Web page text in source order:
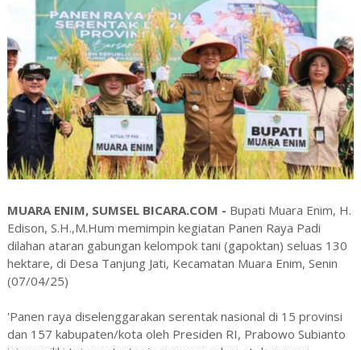
MUARA ENIM, SUMSEL BICARA.COM - Bupati Muara Enim, H.
Edison, S.H.,M.Hum memimpin kegiatan Panen Raya Padi
dilahan ataran gabungan kelompok tani (gapoktan) seluas 130
hektare, di Desa Tanjung Jati, Kecamatan Muara Enim, Senin
(07/04/25)
'Panen raya diselenggarakan serentak nasional di 15 provinsi
dan 157 kabupaten/kota oleh Presiden RI, Prabowo Subianto